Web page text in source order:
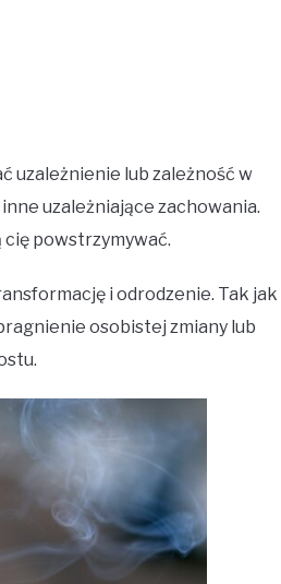
uzależnienie lub zależność w
uzależniające zachowania.
cię powstrzymywać.
i odrodzenie. Tak jak
osobistej zmiany lub